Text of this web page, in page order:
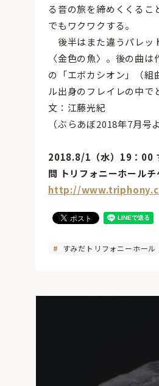
る音の旅を締めくくるこ
でもワクワクする。
後半はまた違うパレッ
〈金色の魚〉。後の曲
の「エボカシオン」（組
ル出身のフレイレの中で
文：江藤光紀
（ぶらあぼ2018年7月号
2018.8/1（水）19：00
問 トリフォニーホール
http://
すみだトリフォニーホール